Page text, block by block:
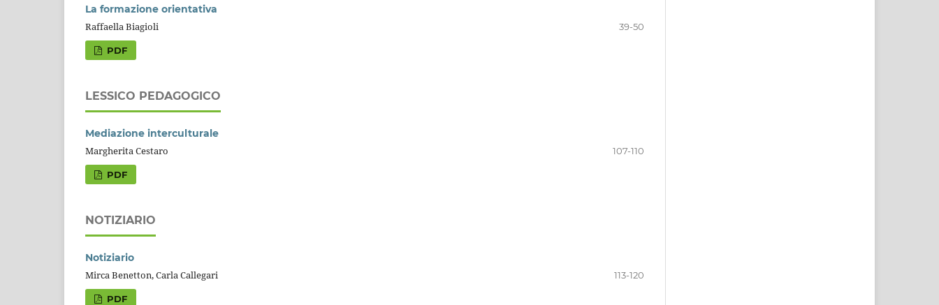
La formazione orientativa
Raffaella Biagioli
39-50
PDF
LESSICO PEDAGOGICO
Mediazione interculturale
Margherita Cestaro
107-110
PDF
NOTIZIARIO
Notiziario
Mirca Benetton, Carla Callegari
113-120
PDF